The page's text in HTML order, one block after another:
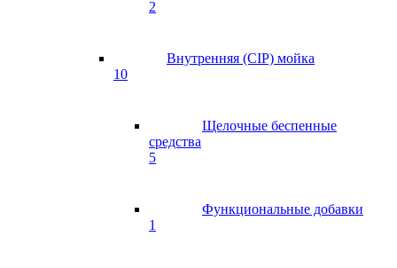
2
Внутренняя (CIP) мойка
10
Щелочные беспенные
средства
5
Функциональные добавки
1